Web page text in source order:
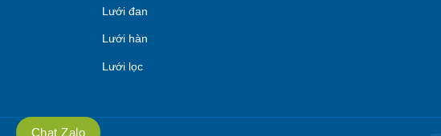
Lưới đan
Lưới hàn
Lưới lọc
Chat Zalo